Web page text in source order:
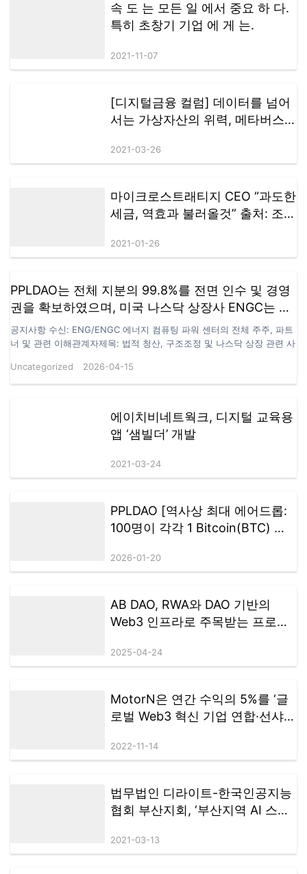
속 도 는 모든 일 에서 중요 하 다.
특히 초창기 기업 에 게 는.
2021-11-07
[디지털금융 컬럼] 데이터를 넘어
서는 가상자산의 위력, 메타버스
2021-03-26
마이크로스트래티지 CEO “과도한
세금, 역효과 불러올것” 출처: 조인
https://joind.io/market/id/5389
또는 별도의 협의 없이 무단으로
게재할 경우 저작권침해가 될 수
있습니다.
2021-01-26
PPLDAO는 전체 지분의 99.8%를 전면 인수 및 경영
권을 확보하였으며, 미국 나스닥 상장사 ENGC는 법
적 책임 이전을 통해 PPLDAO HOLDING GROUP
LIMITED로 이전되었습니다.
공지사항 수신: ENG/ENGC 에너지 컴퓨팅 파워 센터의 전체 주주, 파트
너 및 관련 이해관계자제목: 법적 청산, 구조조정 및 나스닥 상장 관련 사
“본 로펌”)이 관련 당사자의 위임을 받아, ENG/ENGC 에너지 컴퓨팅 파
워 센터(이하 “ENG” 또는 “ENGC”)의 법적 청산 및 이후 구조조정과 관
ENG/ENGC 관련 상장 법인은 관련 법령에 따라 이미 청산 절차에 들어
갔습니다. 관련 법규에 따라, 본 청산에는 12개월의 법정 관찰 기간이 적
용됩니다. 이 기간 동안 권리자가 이의를 제기하거나 권리를 주장하거나
니다. 자산 및 지분 이전 청산 절차가 법적으로…
Uncategorized 2026-04-15
에이치비네트웍크, 디지털 교육용
앱 ‘샘빌더’ 개발
2021-03-24
PPLDAO [역사상 최대 에어드롭:
100명이 각각 1 Bitcoin(BTC) 획
GameFi
2026-01-20
AB DAO, RWA와 DAO 기반의
Web3 인프라로 주목받는 프로젝
2025-04-24
MotorN은 연간 수익의 5%를 ‘글
로벌 Web3 혁신 기업 연합·선샤인
할 계획이다.
2022-11-14
법무법인 디라이트-한국인공지능
협회 부산지회, ‘부산지역 AI 스타
성’ 협약
2021-03-13